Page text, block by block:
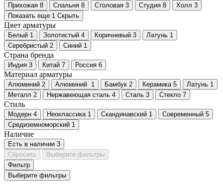
Прихожая 8 Спальня 8 Столовая 3 Студия 8 Холл 3
Показать еще 1 Скрыть
Цвет арматуры
Белый 1 Золотистый 4 Коричневый 3 Латунь 1
Серебристый 2 Синий 1
Страна бренда
Индия 3 Китай 7 Россия 6
Материал арматуры
Алюминий 2 Алюминий 1 Бамбук 2 Керамика 5 Латунь 1
Металл 2 Нержавеющая сталь 4 Сталь 3 Стекло 7
Стиль
Модерн 4 Неоклассика 1 Скандинавский 1 Современный 5
Средиземноморский 1
Наличие
Есть в наличии 3
Сбросить
Выберите фильтры
Фильтр
Выберите фильтры